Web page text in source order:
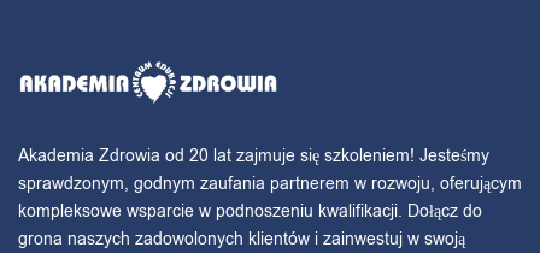
Akademia Zdrowia od 20 lat zajmuje się szkoleniem! Jesteśmy
sprawdzonym, godnym zaufania partnerem w rozwoju, oferującym
kompleksowe wsparcie w podnoszeniu kwalifikacji. Dołącz do
grona naszych zadowolonych klientów i zainwestuj w swoją